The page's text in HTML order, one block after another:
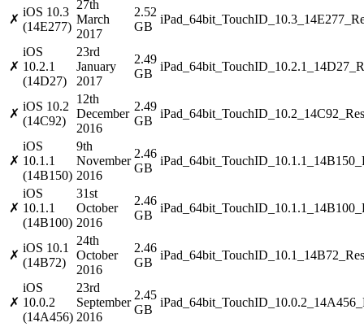
✗
iOS 10.3
(14E277)
27th
March
2017
2.52
GB
✗
iOS
10.2.1
(14D27)
23rd
January
2017
2.49
GB
✗
iOS 10.2
(14C92)
12th
December
2016
2.49
GB
✗
iOS
10.1.1
(14B150)
9th
November
2016
2.46
GB
✗
iOS
10.1.1
(14B100)
31st
October
2016
2.46
GB
✗
iOS 10.1
(14B72)
24th
October
2016
2.46
GB
✗
iOS
10.0.2
(14A456)
23rd
September
2016
2.45
GB